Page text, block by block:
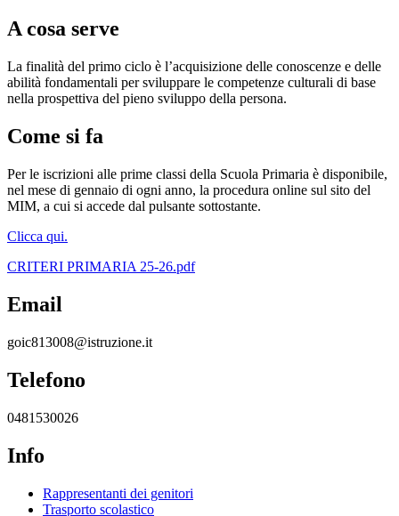
A cosa serve
La finalità del primo ciclo è l’acquisizione delle conoscenze e delle
abilità fondamentali per sviluppare le competenze culturali di base
nella prospettiva del pieno sviluppo della persona.
Come si fa
Per le iscrizioni alle prime classi della Scuola Primaria è disponibile,
nel mese di gennaio di ogni anno, la procedura online sul sito del
MIM, a cui si accede dal pulsante sottostante.
Clicca qui.
CRITERI PRIMARIA 25-26.pdf
Email
goic813008@istruzione.it
Telefono
0481530026
Info
Rappresentanti dei genitori
Trasporto scolastico